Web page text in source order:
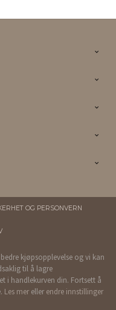
OG PERSONVERN
kjøpsopplevelse og vi kan
til å lagre
i handlekurven din. Fortsett å
Les mer eller endre innstillinger